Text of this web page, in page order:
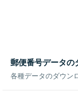
郵便番号データの
各種データのダウン